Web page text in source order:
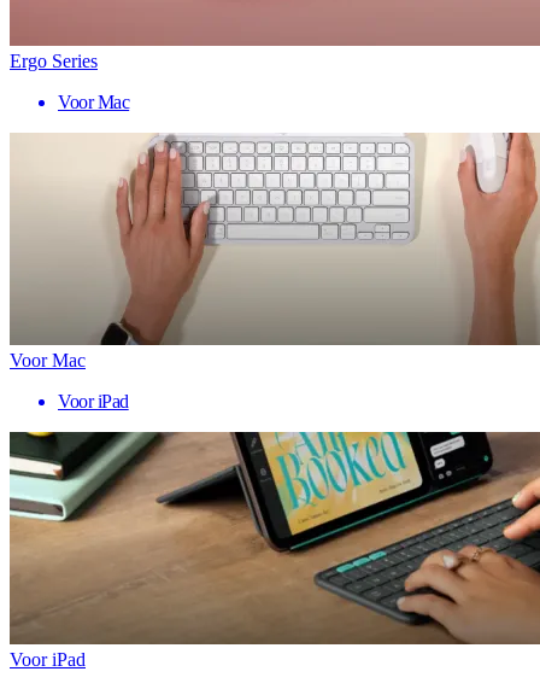
Ergo Series
Voor Mac
Voor Mac
Voor iPad
Voor iPad